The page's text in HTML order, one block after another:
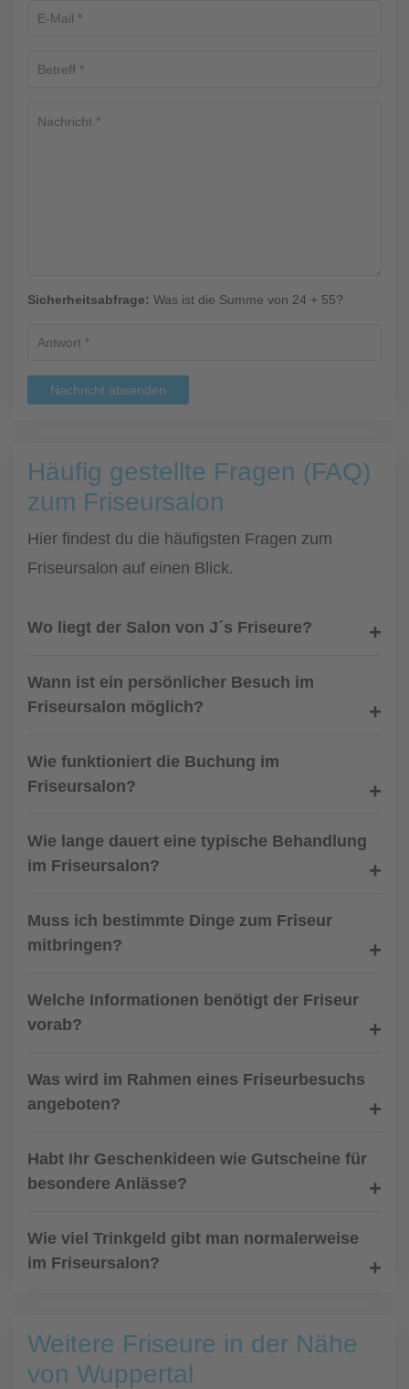
Sicherheitsabfrage: Was ist die Summe von 24 + 55?
Nachricht absenden
Häufig gestellte Fragen (FAQ)
zum Friseursalon
Hier findest du die häufigsten Fragen zum
Friseursalon auf einen Blick.
Wo liegt der Salon von J´s Friseure?
Wann ist ein persönlicher Besuch im
Friseursalon möglich?
Wie funktioniert die Buchung im
Friseursalon?
Wie lange dauert eine typische Behandlung
im Friseursalon?
Muss ich bestimmte Dinge zum Friseur
mitbringen?
Welche Informationen benötigt der Friseur
vorab?
Was wird im Rahmen eines Friseurbesuchs
angeboten?
Habt Ihr Geschenkideen wie Gutscheine für
besondere Anlässe?
Wie viel Trinkgeld gibt man normalerweise
im Friseursalon?
Weitere Friseure in der Nähe
von Wuppertal